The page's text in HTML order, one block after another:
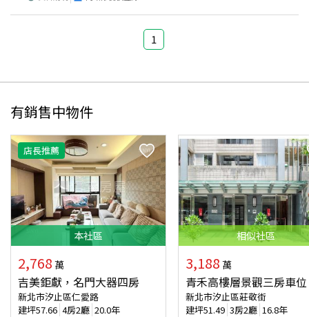
1
有銷售中物件
店長推薦
本社區
2,768 萬
吉美鉅獻，名門大器四房
新北市汐止區仁愛路
建坪57.66 4房2廳 20.0年
相似社區
3,188 萬
青禾高樓層景觀三房車位
新北市汐止區莊敬街
建坪51.49 3房2廳 16.8年